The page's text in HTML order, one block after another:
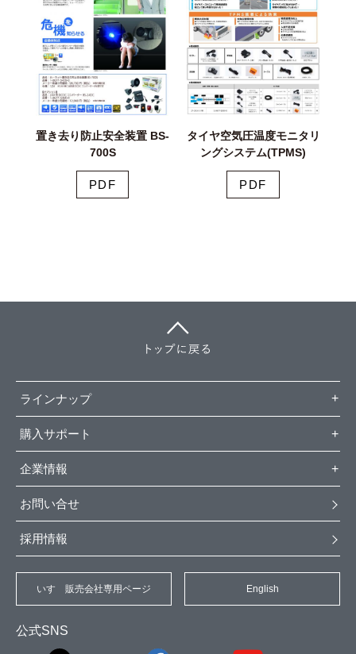
置き去り防止安全装置 BS-
700S
PDF
タイヤ空気圧温度モニタリ
ングシステム(TPMS)
PDF
ラインナップ
購入サポート
企業情報
お問い合せ
採用情報
いすゞ販売会社専用ページ English
公式SNS